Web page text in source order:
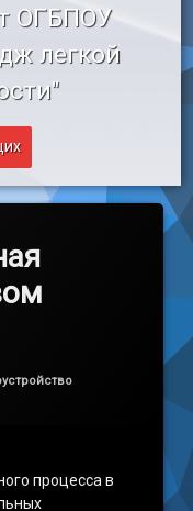
ОГБПОУ
легкой
29.09.2020
процесса в